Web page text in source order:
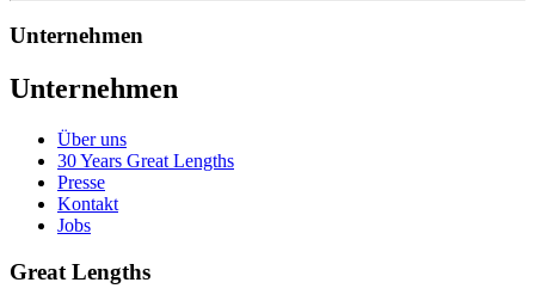
Unternehmen
Unternehmen
Über uns
30 Years Great Lengths
Presse
Kontakt
Jobs
Great Lengths